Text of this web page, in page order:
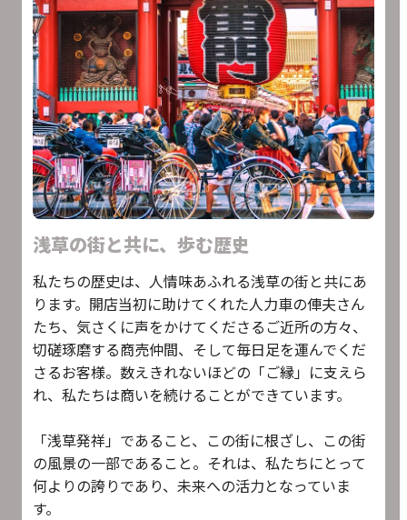
浅草の街と共に、歩む歴史
私たちの歴史は、人情味あふれる浅草の街と共にあ
ります。開店当初に助けてくれた人力車の俥夫さん
たち、気さくに声をかけてくださるご近所の方々、
切磋琢磨する商売仲間、そして毎日足を運んでくだ
さるお客様。数えきれないほどの「ご縁」に支えら
れ、私たちは商いを続けることができています。
「浅草発祥」であること、この街に根ざし、この街
の風景の一部であること。それは、私たちにとって
何よりの誇りであり、未来への活力となっていま
す。